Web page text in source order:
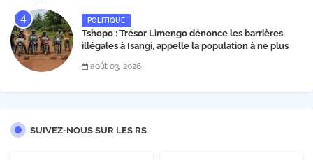
POLITIQUE
Tshopo : Trésor Limengo dénonce les barrières
illégales à Isangi, appelle la population à ne plus
août 03, 2026
SUIVEZ-NOUS SUR LES RS